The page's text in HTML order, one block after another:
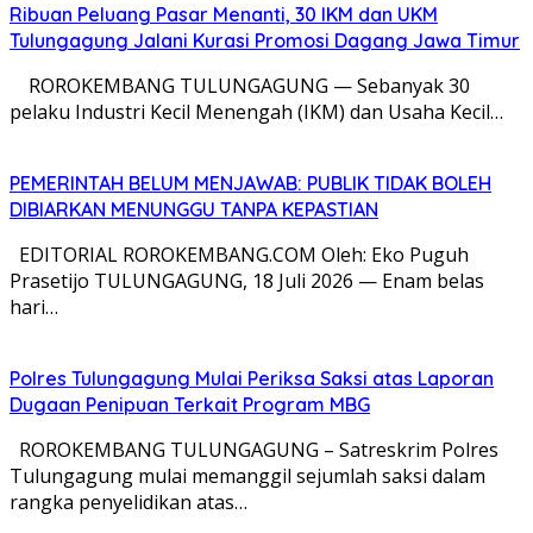
Ribuan Peluang Pasar Menanti, 30 IKM dan UKM
Tulungagung Jalani Kurasi Promosi Dagang Jawa Timur
​ ROROKEMBANG TULUNGAGUNG — Sebanyak 30
pelaku Industri Kecil Menengah (IKM) dan Usaha Kecil…
PEMERINTAH BELUM MENJAWAB: PUBLIK TIDAK BOLEH
DIBIARKAN MENUNGGU TANPA KEPASTIAN
EDITORIAL ROROKEMBANG.COM Oleh: Eko Puguh
Prasetijo TULUNGAGUNG, 18 Juli 2026 — Enam belas
hari…
Polres Tulungagung Mulai Periksa Saksi atas Laporan
Dugaan Penipuan Terkait Program MBG
ROROKEMBANG TULUNGAGUNG – Satreskrim Polres
Tulungagung mulai memanggil sejumlah saksi dalam
rangka penyelidikan atas…